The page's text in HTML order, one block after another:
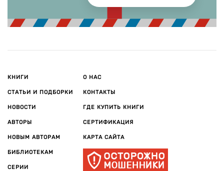
КНИГИ
СТАТЬИ И ПОДБОРКИ
НОВОСТИ
АВТОРЫ
НОВЫМ АВТОРАМ
БИБЛИОТЕКАМ
СЕРИИ
О НАС
КОНТАКТЫ
ГДЕ КУПИТЬ КНИГИ
СЕРТИФИКАЦИЯ
КАРТА САЙТА